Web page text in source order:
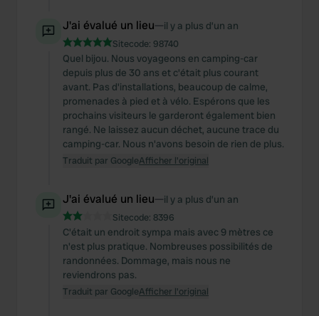
J'ai évalué un lieu—il y a plus d’un an
Sitecode: 98740
Quel bijou. Nous voyageons en camping-car
depuis plus de 30 ans et c'était plus courant
avant. Pas d'installations, beaucoup de calme,
promenades à pied et à vélo. Espérons que les
prochains visiteurs le garderont également bien
rangé. Ne laissez aucun déchet, aucune trace du
camping-car. Nous n'avons besoin de rien de plus.
Traduit par GoogleAfficher l'original
J'ai évalué un lieu—il y a plus d’un an
Sitecode: 8396
C'était un endroit sympa mais avec 9 mètres ce
n'est plus pratique. Nombreuses possibilités de
randonnées. Dommage, mais nous ne
reviendrons pas.
Traduit par GoogleAfficher l'original